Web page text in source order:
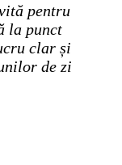
pentru
la punct
clar și
de zi